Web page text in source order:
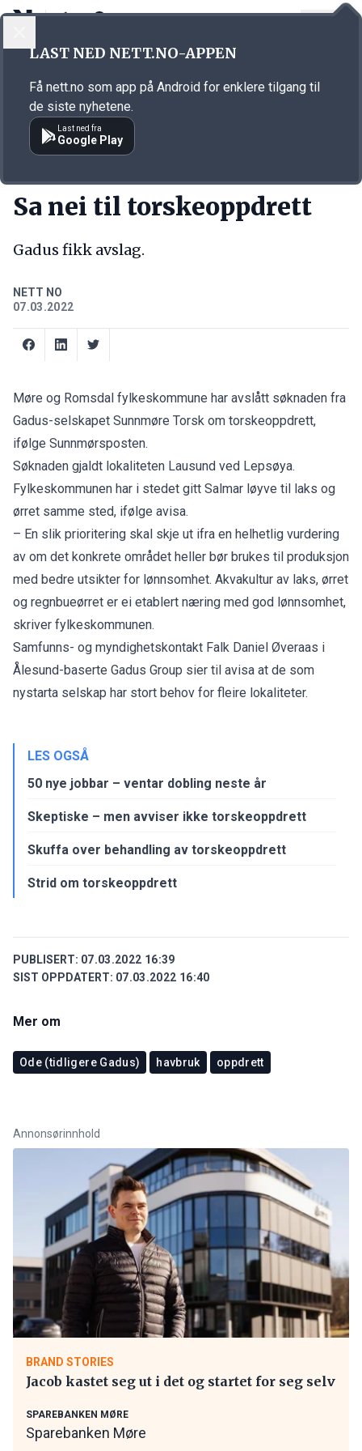
Annonsørinnhold
Sa nei til torskeoppdrett
Gadus fikk avslag.
NETT NO
07.03.2022
Møre og Romsdal fylkeskommune har avslått søknaden fra
Gadus-selskapet Sunnmøre Torsk om torskeoppdrett,
ifølge Sunnmørsposten.
Søknaden gjaldt lokaliteten Lausund ved Lepsøya.
Fylkeskommunen har i stedet gitt Salmar løyve til laks og
ørret samme sted, ifølge avisa.
– En slik prioritering skal skje ut ifra en helhetlig vurdering
av om det konkrete området heller bør brukes til produksjon
med bedre utsikter for lønnsomhet. Akvakultur av laks, ørret
og regnbueørret er ei etablert næring med god lønnsomhet,
skriver fylkeskommunen.
Samfunns- og myndighetskontakt Falk Daniel Øveraas i
Ålesund-baserte Gadus Group sier til avisa at de som
nystarta selskap har stort behov for fleire lokaliteter.
LES OGSÅ
50 nye jobbar – ventar dobling neste år
Skeptiske – men avviser ikke torskeoppdrett
Skuffa over behandling av torskeoppdrett
Strid om torskeoppdrett
PUBLISERT: 07.03.2022 16:39
SIST OPPDATERT: 07.03.2022 16:40
Mer om
Ode (tidligere Gadus) havbruk oppdrett
Annonsørinnhold
BRAND STORIES
Jacob kastet seg ut i det og startet for seg selv
SPAREBANKEN MØRE
Sparebanken Møre
LAST NED NETT.NO-APPEN
Få nett.no som app på Android for enklere tilgang til
de siste nyhetene.
Last ned fra
Google Play